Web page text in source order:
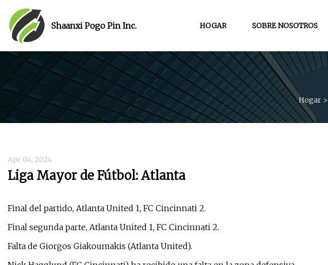
Shaanxi Pogo Pin Inc. HOGAR SOBRE NOSOTROS
Hogar>
Apr 04, 2024
Liga Mayor de Fútbol: Atlanta
Final del partido, Atlanta United 1, FC Cincinnati 2.
Final segunda parte, Atlanta United 1, FC Cincinnati 2.
Falta de Giorgos Giakoumakis (Atlanta United).